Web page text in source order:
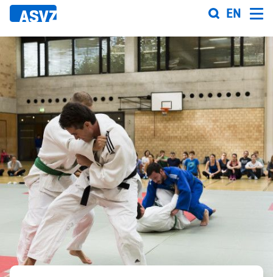
Direkt
zum
EN
Sportfahrplan
Sportarten
Sportanlagen
Events
ASVZ@home